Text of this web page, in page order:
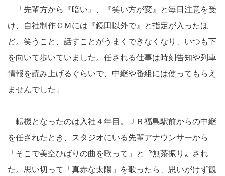
「先輩方から『暗い』、『笑い方が変』と毎日注意を受
け、自社制作ＣＭには『鏡田以外で』と指定が入ったほ
ど。笑うこと、話すことがうまくできなくなり、いつも下
を向いて歩いていました。任される仕事は時刻告知や列車
情報を読み上げるぐらいで、中継や番組には使ってもらえ
ませんでした」
転機となったのは入社４年目。ＪＲ福島駅前からの中継
を任されたとき、スタジオにいる先輩アナウンサーから
「そこで美空ひばりの曲を歌って」と〝無茶振り〟され
た。思い切って「真赤な太陽」を歌ったら、思いがけず観